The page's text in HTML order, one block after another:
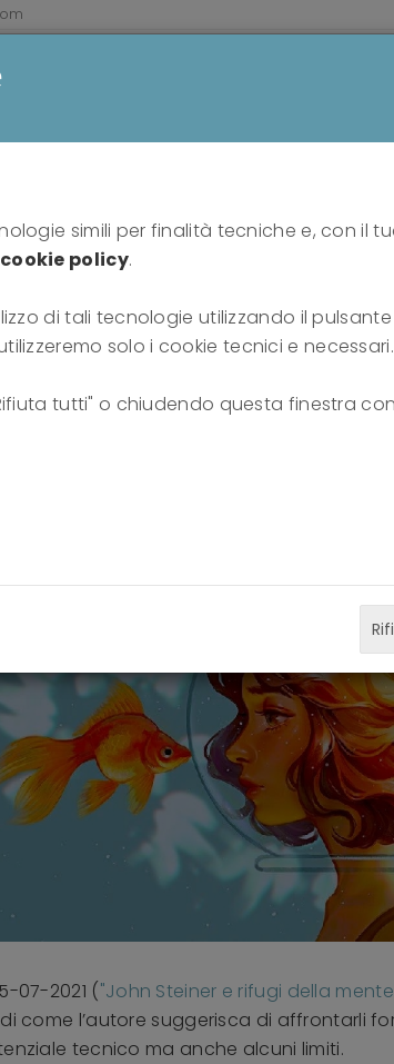
Home news
John Steiner
I rifugi della
07-2021 ("John Steiner e rifugi della
come l’autore suggerisca di affrontarli
tecnico ma anche alcuni limiti.
simili per finalità tecniche e, con il
cookie policy.
di tali tecnologie utilizzando il
solo i cookie tecnici e necessari.
tutti" o chiudendo questa finestra